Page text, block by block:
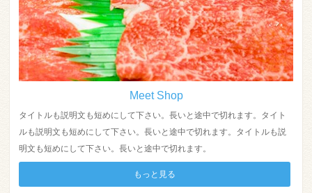
Meet Shop
タイトルも説明文も短めにして下さい。長いと途中で切れます。タイト
ルも説明文も短めにして下さい。長いと途中で切れます。タイトルも説
明文も短めにして下さい。長いと途中で切れます。
もっと見る